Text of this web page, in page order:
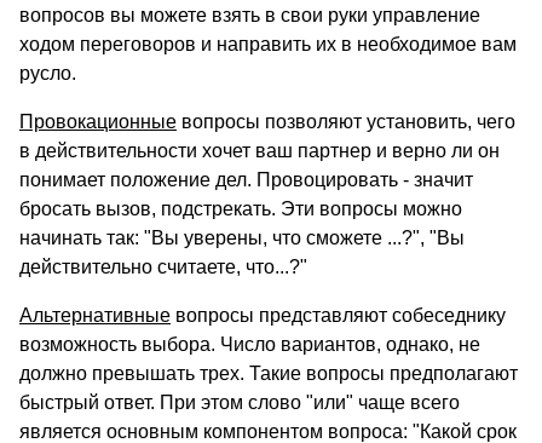
вопросов вы можете взять в свои руки управление
ходом переговоров и направить их в необходимое вам
русло.
Провокационные вопросы позволяют установить, чего
в действительности хочет ваш партнер и верно ли он
понимает положение дел. Провоцировать - значит
бросать вызов, подстрекать. Эти вопросы можно
начинать так: "Вы уверены, что сможете ...?", "Вы
действительно считаете, что...?"
Альтернативные вопросы представляют собеседнику
возможность выбора. Число вариантов, однако, не
должно превышать трех. Такие вопросы предполагают
быстрый ответ. При этом слово "или" чаще всего
является основным компонентом вопроса: "Какой срок